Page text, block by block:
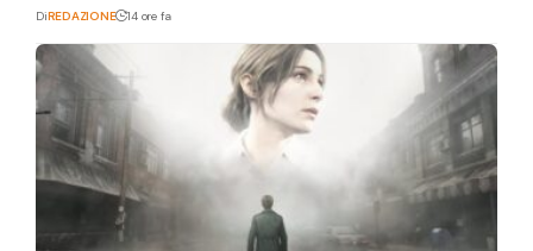
DiREDAZIONE 14 ore fa